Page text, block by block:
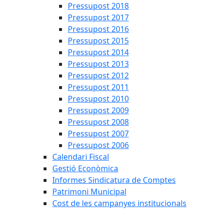
Pressupost 2018
Pressupost 2017
Pressupost 2016
Pressupost 2015
Pressupost 2014
Pressupost 2013
Pressupost 2012
Pressupost 2011
Pressupost 2010
Pressupost 2009
Pressupost 2008
Pressupost 2007
Pressupost 2006
Calendari Fiscal
Gestió Econòmica
Informes Sindicatura de Comptes
Patrimoni Municipal
Cost de les campanyes institucionals